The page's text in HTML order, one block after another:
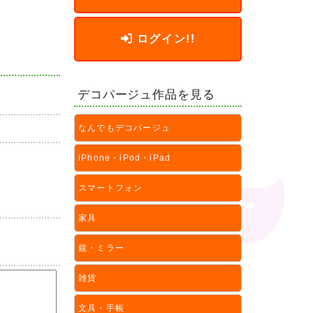
ログイン!!
デコパージュ作品を見る
なんでもデコパージュ
iPhone・iPod・iPad
スマートフォン
家具
鏡・ミラー
雑貨
文具・手帳